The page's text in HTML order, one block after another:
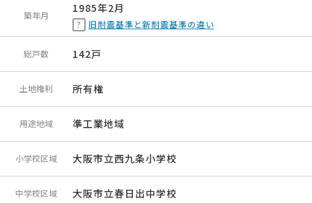
築年月
1985年2月
旧耐震基準と新耐震基準の違い
総戸数 142戸
土地権利 所有権
用途地域 準工業地域
小学校区域 大阪市立西九条小学校
中学校区域 大阪市立春日出中学校